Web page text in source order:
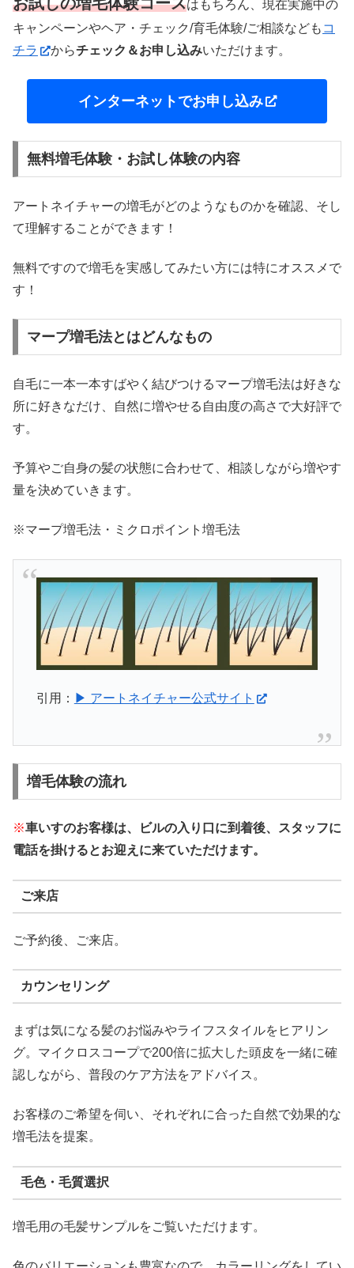
はもちろん、現在実施中の
キャンペーンやヘア・チェック/育毛体験/ご相談なども コ
チラ
からチェック＆お申し込みいただけます。
インターネットでお申し込み
無料増毛体験・お試し体験の内容
アートネイチャーの増毛がどのようなものかを確認、そし
て理解することができます！
無料ですので増毛を実感してみたい方には特にオススメで
す！
マープ増毛法とはどんなもの
自毛に一本一本すばやく結びつけるマープ増毛法は好きな
所に好きなだけ、自然に増やせる自由度の高さで大好評で
す。
予算やご自身の髪の状態に合わせて、相談しながら増やす
量を決めていきます。
※マープ増毛法・ミクロポイント増毛法
引用： ▶ アートネイチャー公式サイト
増毛体験の流れ
※車いすのお客様は、ビルの入り口に到着後、スタッフに
電話を掛けるとお迎えに来ていただけます。
ご来店
ご予約後、ご来店。
カウンセリング
まずは気になる髪のお悩みやライフスタイルをヒアリン
グ。マイクロスコープで200倍に拡大した頭皮を一緒に確
認しながら、普段のケア方法をアドバイス。
お客様のご希望を伺い、それぞれに合った自然で効果的な
増毛法を提案。
毛色・毛質選択
増毛用の毛髪サンプルをご覧いただけます。